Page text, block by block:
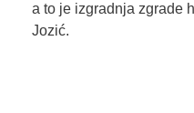
a to je izgradnja zgrade
Jozić.